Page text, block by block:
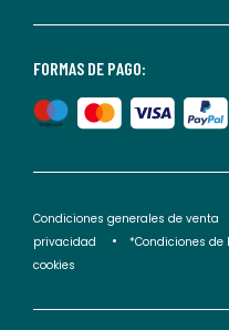
FORMAS DE PAGO:
Condiciones generales de venta
privacidad
*Condiciones de
cookies